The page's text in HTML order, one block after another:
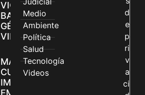
VIOLENCIAS
BASADAS EN
GÉNERO EN
VILLAVICENCIO
MADRES
CUIDADORAS
IMPULSAN SUS
Medio
Ambiente
Política
Salud
Tecnología
Videos
d
e
p
ri
v
a
ci